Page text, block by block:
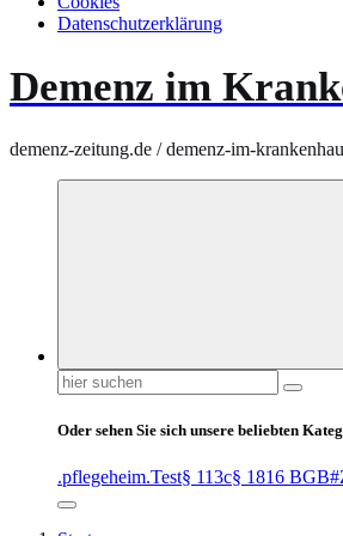
Datenschutzerklärung
Demenz im
demenz-zeitung.de / demenz-im-
Suchen
nach:
Oder sehen Sie sich unsere beliebten
.pflegeheim.Test§ 113c§ 1816 BGB